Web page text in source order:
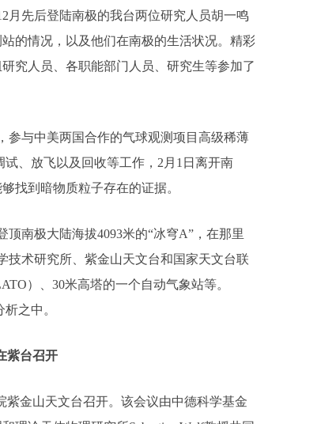
先后登陆南极的我台两位研究人员胡一鸣
的情况，以及他们在南极的生活状况。精彩
究人员、各职能部门人员、研究生等参加了
与中美两国合作的气球观测项目高级稀薄
、放飞以及回收等工作，2月1日离开南
找到暗物质粒子存在的证据。
南极大陆海拔4093米的“冰穹A”，在那里
技术研究所、紫金山天文台和国家天文台联
）、30米高塔的一个自动气象站等。
之中。
紫台召开
金山天文台召开。该会议由中德科学基金